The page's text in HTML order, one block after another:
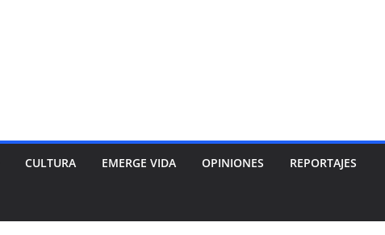
CULTURA EMERGE VIDA OPINIONES REPORTAJES